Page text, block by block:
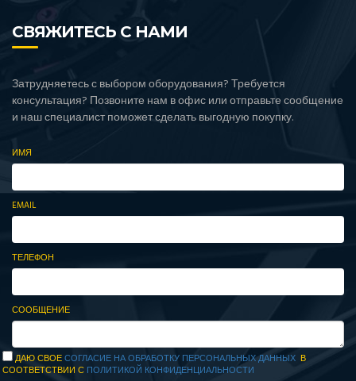
СВЯЖИТЕСЬ С НАМИ
Затрудняетесь с выбором оборудования? Требуется
консультация? Позвоните нам в офис или отправьте сообщение
и наш специалист поможет сделать выгодную покупку.
ИМЯ
EMAIL
ТЕЛЕФОН
СООБЩЕНИЕ
ДАЮ СВОЕСОГЛАСИЕ НА ОБРАБОТКУ ПЕРСОНАЛЬНЫХ ДАННЫХ В
СООТВЕТСТВИИ С ПОЛИТИКОЙ КОНФИДЕНЦИАЛЬНОСТИ